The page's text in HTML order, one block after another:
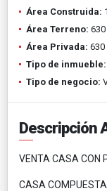
Área Construida:
Área Terreno: 630
Área Privada: 630
Tipo de inmueble:
Tipo de negocio:
Descripción
VENTA CASA CON
CASA COMPUESTA